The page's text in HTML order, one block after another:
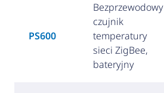
PS600
Bezprzewodowy
czujnik
temperatury
sieci ZigBee,
bateryjny